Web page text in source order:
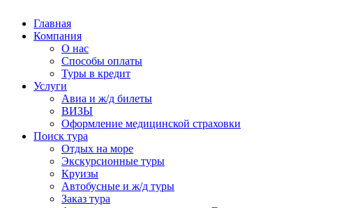
Главная
Компания
О нас
Способы оплаты
Туры в кредит
Услуги
Авиа и ж/д билеты
ВИЗЫ
Оформление медицинской страховки
Поиск тура
Отдых на море
Экскурсионные туры
Круизы
Автобусные и ж/д туры
Заказ тура